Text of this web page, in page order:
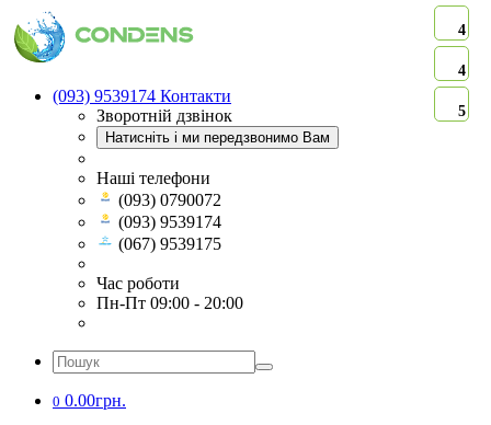
(093) 9539174 Контакти
Зворотній дзвінок
Натисніть і ми передзвонимо Вам
Наші телефони
(093) 0790072
(093) 9539174
(067) 9539175
Час роботи
Пн-Пт 09:00 - 20:00
0 0.00грн.
4
4
5